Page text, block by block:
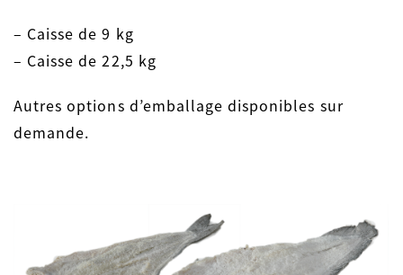
– Caisse de 9 kg
– Caisse de 22,5 kg
Autres options d’emballage disponibles sur
demande.